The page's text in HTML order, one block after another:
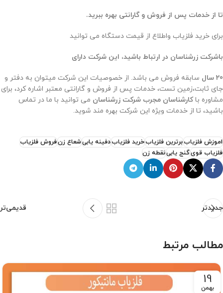
تا از خدمات پس از فروش و گارانتی بهره ببرید.
برای خرید فلزیاب واطلاع از قیمت دستگاه می توانید
باشرکت زرشناسان در ارتباط باشید، این شرکت دارای
20 سال
سابقه فروش می باشد. از خصوصیات این شرکت میتوان به دفتر و
جای ثابت،زمین تست، خدمات پس از فروش و گارانتی معتبر اشاره کرد، برای
مشاوره باکارشناسان مجرب شرکت زرشناسان می توانید با ما در تماس
باشید، تا از خدمات ویژه این شرکت بهره مند شوید.
اموزش فلزیاببرترین فلزیابخرید فلزیابدفینه یابیشعاع زنفروش فلزیاب
فلزیاب قویگنج یابینقطه زن
جدیدتر قدیمی‌تر
مطالب مرتبط
19
بهمن